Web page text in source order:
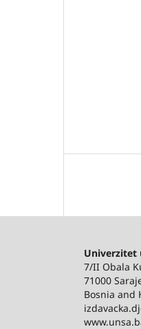
Univerzitet
7/II Obala
71000
Bosnia and